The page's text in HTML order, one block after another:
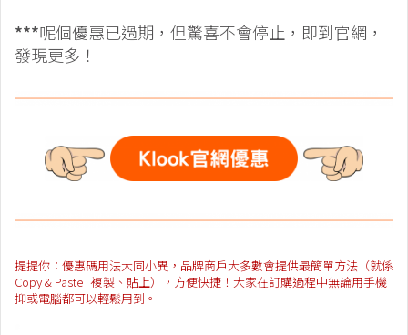
***呢個優惠已過期，但驚喜不會停止，即到官網，
發現更多！
提提你：優惠碼用法大同小異，品牌商戶大多數會提供最簡單方法（就係
Copy & Paste | 複製、貼上），方便快捷！大家在訂購過程中無論用手機
抑或電腦都可以輕鬆用到。